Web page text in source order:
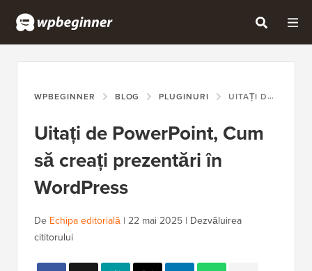
WPBEGINNER BLOG PLUGINURI UITAȚI DE POWERPOINT, CUM SĂ CREAȚI PREZENTĂRI ÎN WORDPRESS
Uitați de PowerPoint, Cum
să creați prezentări în
WordPress
De Echipa editorială | 22 mai 2025 | Dezvăluirea
cititorului